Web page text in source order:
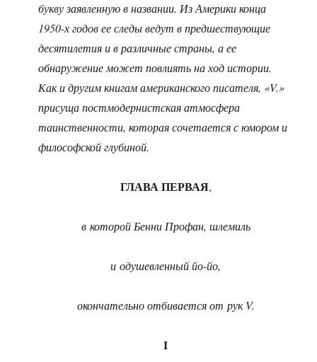
букву заявленную в названии. Из Америки конца
1950-х годов ее следы ведут в предшествующие
десятилетия и в различные страны, а ее
обнаружение может повлиять на ход истории.
Как и другим книгам американского писателя, «V.»
присуща постмодернистская атмосфера
таинственности, которая сочетается с юмором и
философской глубиной.
ГЛАВА ПЕРВАЯ,
в которой Бенни Профан, шлемиль
и одушевленный йо-йо,
окончательно отбивается от рук V.
I